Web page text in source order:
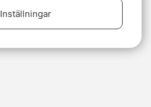
Inställningar